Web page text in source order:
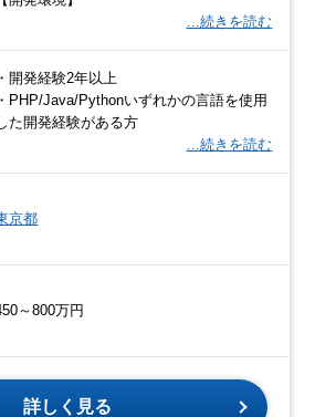
…続きを読む
・開発経験2年以上
・PHP/Java/Pythonいずれかの言語を使用
た開発経験がある方
…続きを読む
京都
～800万円
詳しく見る